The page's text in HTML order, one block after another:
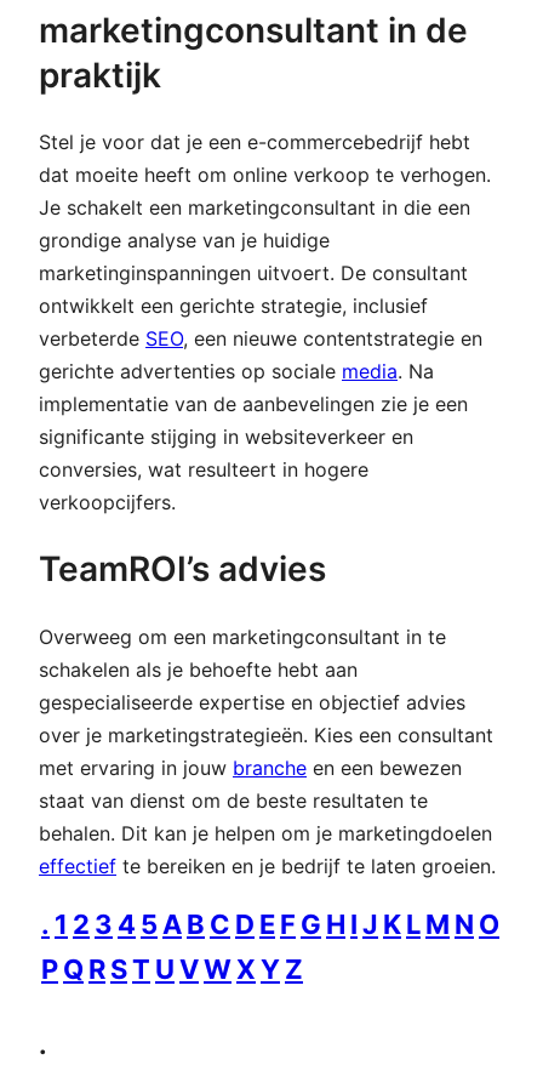
marketingconsultant in de
praktijk
Stel je voor dat je een e-commercebedrijf hebt
dat moeite heeft om online verkoop te verhogen.
Je schakelt een marketingconsultant in die een
grondige analyse van je huidige
marketinginspanningen uitvoert. De consultant
ontwikkelt een gerichte strategie, inclusief
verbeterde SEO, een nieuwe contentstrategie en
gerichte advertenties op sociale media. Na
implementatie van de aanbevelingen zie je een
significante stijging in websiteverkeer en
conversies, wat resulteert in hogere
verkoopcijfers.
TeamROI’s advies
Overweeg om een marketingconsultant in te
schakelen als je behoefte hebt aan
gespecialiseerde expertise en objectief advies
over je marketingstrategieën. Kies een consultant
met ervaring in jouw branche en een bewezen
staat van dienst om de beste resultaten te
behalen. Dit kan je helpen om je marketingdoelen
effectief te bereiken en je bedrijf te laten groeien.
. 1 2 3 4 5 AB C D EF G H IJ KLM N O
PQ RST UVWXYZ
.